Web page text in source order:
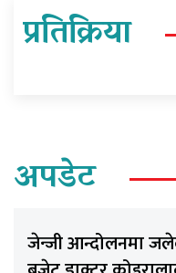
प्रतिक्रिया
अपडेट
जेन्जी आन्दोलनमा